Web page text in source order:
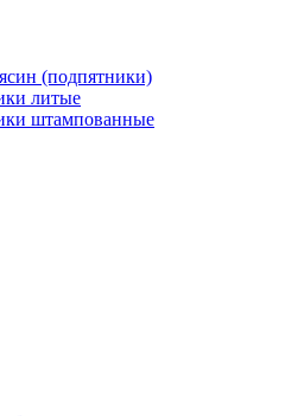
(подпятники)
литые
штампованные